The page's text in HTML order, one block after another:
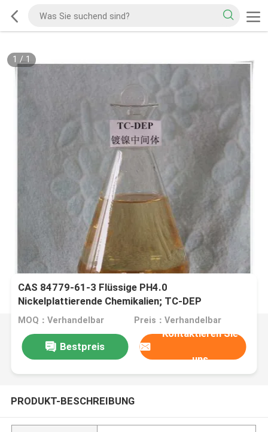
1 /1
CAS 84779-61-3 Flüssige PH4.0
Nickelplattierende Chemikalien; TC-DEP
MOQ：Verhandelbar Preis：Verhandelbar
Bestpreis
Kontaktieren Sie
uns
PRODUKT-BESCHREIBUNG